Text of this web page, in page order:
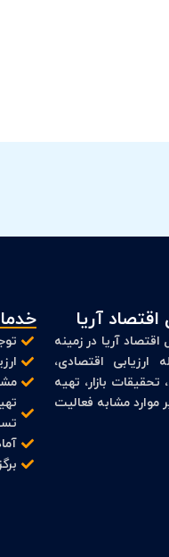
آریا
آریا در زمینه
اقتصادی،
بازار، تهیه
مشابه فعالیت